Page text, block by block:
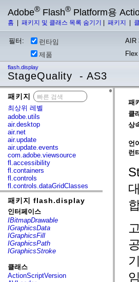
Adobe® Flash® Platform용
홈 패키지 및 클래스 목록 숨기기 패키지
필터: 런타임
AIR
제품
flash.display
StageQuality - AS3
패키지
최상위 레벨
adobe.utils
air.desktop
air.net
air.update
air.update.events
com.adobe.viewsource
fl.accessibility
fl.containers
fl.controls
fl.controls.dataGridClasses
fl.controls.listClasses
fl.controls.progressBarClasses
fl.core
fl.data
fl.display
fl.events
fl.ik
fl.lang
fl.livepreview
fl.managers
fl.motion
fl.motion.easing
패키지 flash.display
인터페이스
IBitmapDrawable
IGraphicsData
IGraphicsFill
IGraphicsPath
IGraphicsStroke
클래스
ActionScriptVersion
패
클
상
언
런